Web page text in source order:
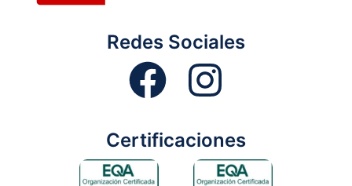
Redes Sociales
Certificaciones